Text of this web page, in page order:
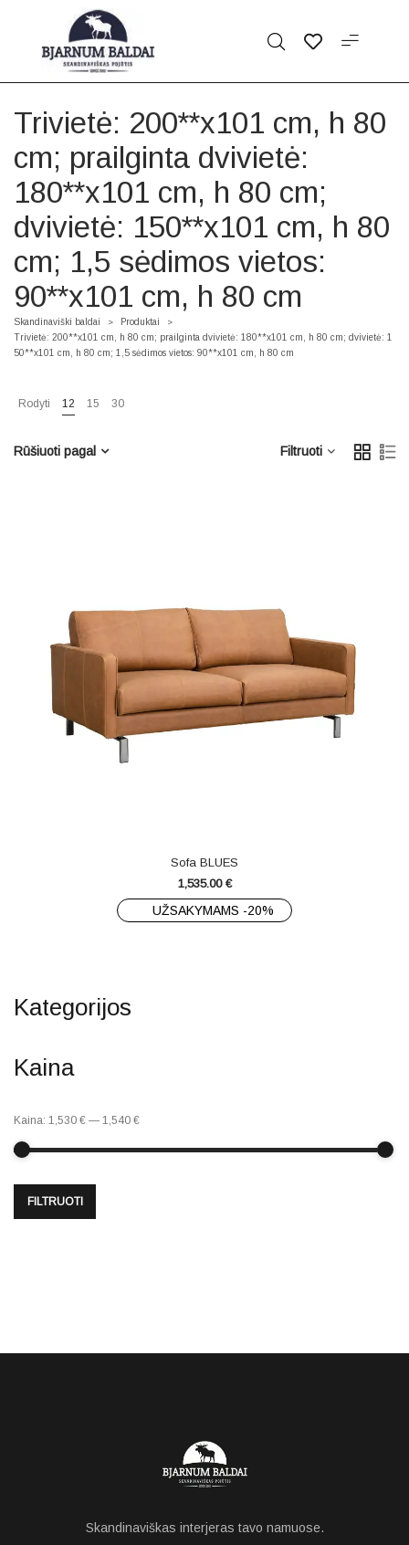
Trivietė: 200**x101 cm, h 80
cm; prailginta dvivietė:
180**x101 cm, h 80 cm;
dvivietė: 150**x101 cm, h 80
cm; 1,5 sėdimos vietos:
90**x101 cm, h 80 cm
Skandinaviški baldai > Produktai >
Trivietė: 200**x101 cm, h 80 cm; prailginta dvivietė: 180**x101 cm, h 80 cm; dvivietė: 1
50**x101 cm, h 80 cm; 1,5 sėdimos vietos: 90**x101 cm, h 80 cm
Rodyti 12 15 30
Filtruoti
Rūšiuoti pagal
Sofa BLUES
1,535.00 €
UŽSAKYMAMS -20%
Kategorijos
Kaina
FILTRUOTI
Kaina: 1,530 € — 1,540 €
Skandinaviškas interjeras tavo namuose.